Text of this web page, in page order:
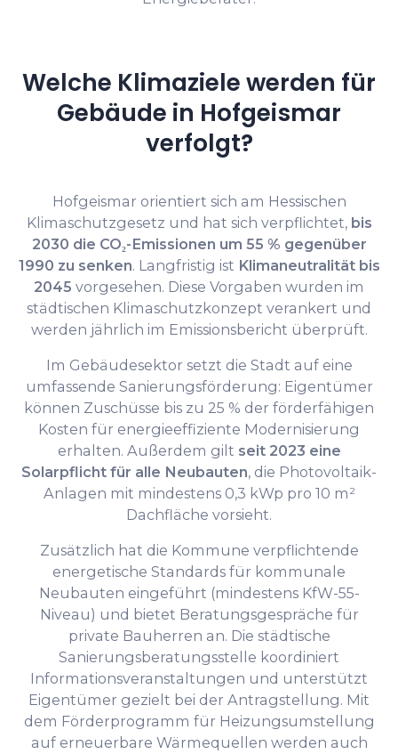
Welche Klimaziele werden für
Gebäude in Hofgeismar
verfolgt?
Hofgeismar orientiert sich am Hessischen
Klimaschutzgesetz und hat sich verpflichtet, bis
2030 die CO₂-Emissionen um 55 % gegenüber
1990 zu senken. Langfristig ist Klimaneutralität bis
2045 vorgesehen. Diese Vorgaben wurden im
städtischen Klimaschutzkonzept verankert und
werden jährlich im Emissionsbericht überprüft.
Im Gebäudesektor setzt die Stadt auf eine
umfassende Sanierungsförderung: Eigentümer
können Zuschüsse bis zu 25 % der förderfähigen
Kosten für energieeffiziente Modernisierung
erhalten. Außerdem gilt seit 2023 eine
Solarpflicht für alle Neubauten, die Photovoltaik-
Anlagen mit mindestens 0,3 kWp pro 10 m²
Dachfläche vorsieht.
Zusätzlich hat die Kommune verpflichtende
energetische Standards für kommunale
Neubauten eingeführt (mindestens KfW-55-
Niveau) und bietet Beratungsgespräche für
private Bauherren an. Die städtische
Sanierungsberatungsstelle koordiniert
Informationsveranstaltungen und unterstützt
Eigentümer gezielt bei der Antragstellung. Mit
dem Förderprogramm für Heizungsumstellung
auf erneuerbare Wärmequellen werden auch